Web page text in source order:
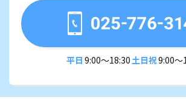
平日 9:00〜18:30土日祝9:00〜